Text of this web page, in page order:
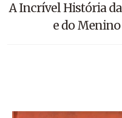
A Incrível História
e do